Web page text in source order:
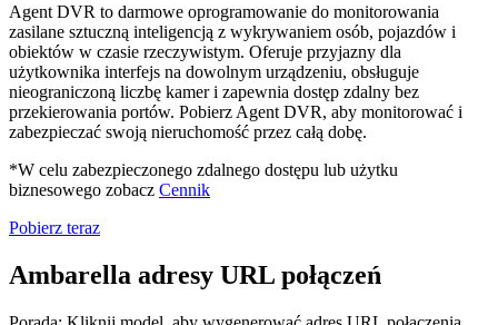
Agent DVR to darmowe oprogramowanie do monitorowania
zasilane sztuczną inteligencją z wykrywaniem osób, pojazdów i
obiektów w czasie rzeczywistym. Oferuje przyjazny dla
użytkownika interfejs na dowolnym urządzeniu, obsługuje
nieograniczoną liczbę kamer i zapewnia dostęp zdalny bez
przekierowania portów. Pobierz Agent DVR, aby monitorować i
zabezpieczać swoją nieruchomość przez całą dobę.
*W celu zabezpieczonego zdalnego dostępu lub użytku
biznesowego zobacz Cennik
Pobierz teraz
Ambarella adresy URL połączeń